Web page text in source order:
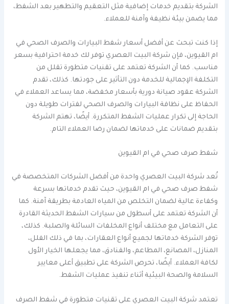
الشركة بتقديم خدمات إضافية مثل التعقيم والتطهير بعد الشفط،
مما يضمن بيئة نظيفة وآمنة للعملاء.
إذا كنت تبحث عن أفضل أسعار شفط البيارات والصرف الصحي في
ام القيوين، فإن شركة البيت العصري توفر لك خدمة احترافية بسعر
مناسب. كما أن الشركة تعتمد على تقنيات متطورة تقلل من
التكلفة الإجمالية للخدمة دون التأثير على جودتها. كذلك، تقدم
الشركة عقود صيانة دورية بأسعار مخفضة، مما يساعد العملاء في
الحفاظ على نظافة البيارات والصرف الصحي لفترات طويلة دون
الحاجة إلى تكرار عمليات الشفط المتكررة. أيضًا، تهتم الشركة
بتقديم ضمانات على خدماتها لضمان رضا العملاء التام.
شفط صرف صحي في ام القيوين
تُعد شركة البيت العصري واحدة من أفضل الشركات المتخصصة في
شفط صرف صحي في ام القيوين، حيث تقدم خدماتها بسرعة
وكفاءة عالية لضمان التخلص من المياه العادمة بطريقة آمنة. كما
أن الشركة تعتمد على أسطول من سيارات الشفط الحديثة القادرة
على التعامل مع مختلف أنواع المخلفات السائلة والصلبة. كذلك،
توفر الشركة خدماتها لجميع أنواع العقارات، بما في ذلك الفلل،
المنازل، المصانع، المطاعم، والفنادق، مما يجعلها الخيار الأول
لكافة العملاء. أيضًا، تحرص الشركة على تطبيق أعلى معايير
السلامة والصحة البيئية أثناء تنفيذ عمليات الشفط.
تعتمد شركة البيت العصري على تقنيات متطورة في شفط الصرف